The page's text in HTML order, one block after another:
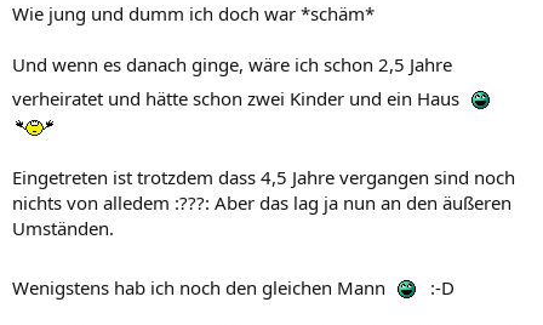
Wie jung und dumm ich doch war *schäm*
Und wenn es danach ginge, wäre ich schon 2,5 Jahre
verheiratet und hätte schon zwei Kinder und ein Haus
Eingetreten ist trotzdem dass 4,5 Jahre vergangen sind noch
nichts von alledem :???: Aber das lag ja nun an den äußeren
Umständen.
Wenigstens hab ich noch den gleichen Mann :-D